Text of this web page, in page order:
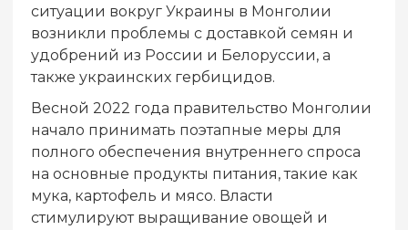
ситуации вокруг Украины в Монголии
возникли проблемы с доставкой семян и
удобрений из России и Белоруссии, а
также украинских гербицидов.
Весной 2022 года правительство Монголии
начало принимать поэтапные меры для
полного обеспечения внутреннего спроса
на основные продукты питания, такие как
мука, картофель и мясо. Власти
стимулируют выращивание овощей и